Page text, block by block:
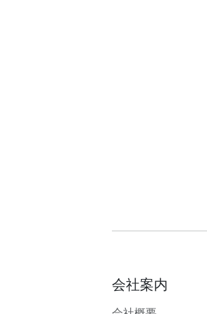
会社案内